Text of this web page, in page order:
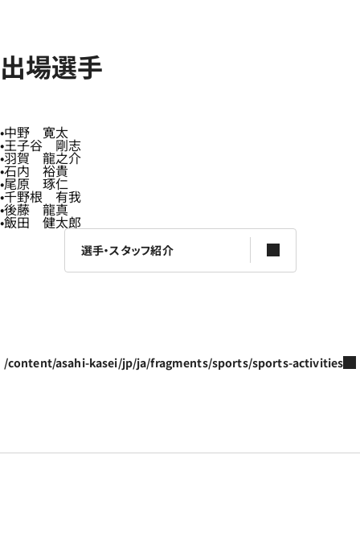
出場選手
中野 寛太
王子谷 剛志
羽賀 龍之介
石内 裕貴
尾原 琢仁
千野根 有我
後藤 龍真
飯田 健太郎
選手・スタッフ紹介
/content/asahi-kasei/jp/ja/fragments/sports/sports-activities